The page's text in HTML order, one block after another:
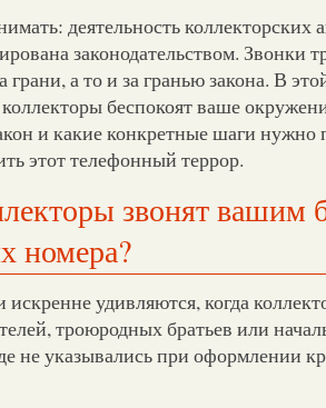
деятельность коллекторских
законодательством. Звонки
грани, а то и за гранью закона. В
беспокоят ваше
и какие конкретные шаги нужно
этот телефонный террор.
звонят вашим
номера?
удивляются, когда
троюродных братьев или
не указывались при оформлении